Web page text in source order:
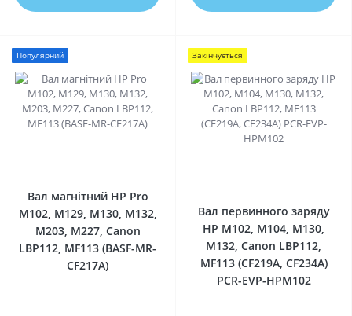
Популярний
Вал магнітний HP Pro
M102, M129, M130, M132,
M203, M227, Canon
LBP112, MF113 (BASF-MR-
CF217A)
Закінчується
Вал первинного заряду
HP M102, M104, M130,
M132, Canon LBP112,
MF113 (CF219A, CF234A)
PCR-EVP-HPM102